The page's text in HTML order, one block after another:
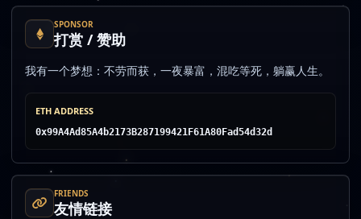
SPONSOR
打赏 / 赞助
我有一个梦想：不劳而获，一夜暴富，混吃等死，躺赢人生。
ETH ADDRESS
0x99A4Ad85A4b2173B287199421F61A80Fad54d32d
FRIENDS
友情链接